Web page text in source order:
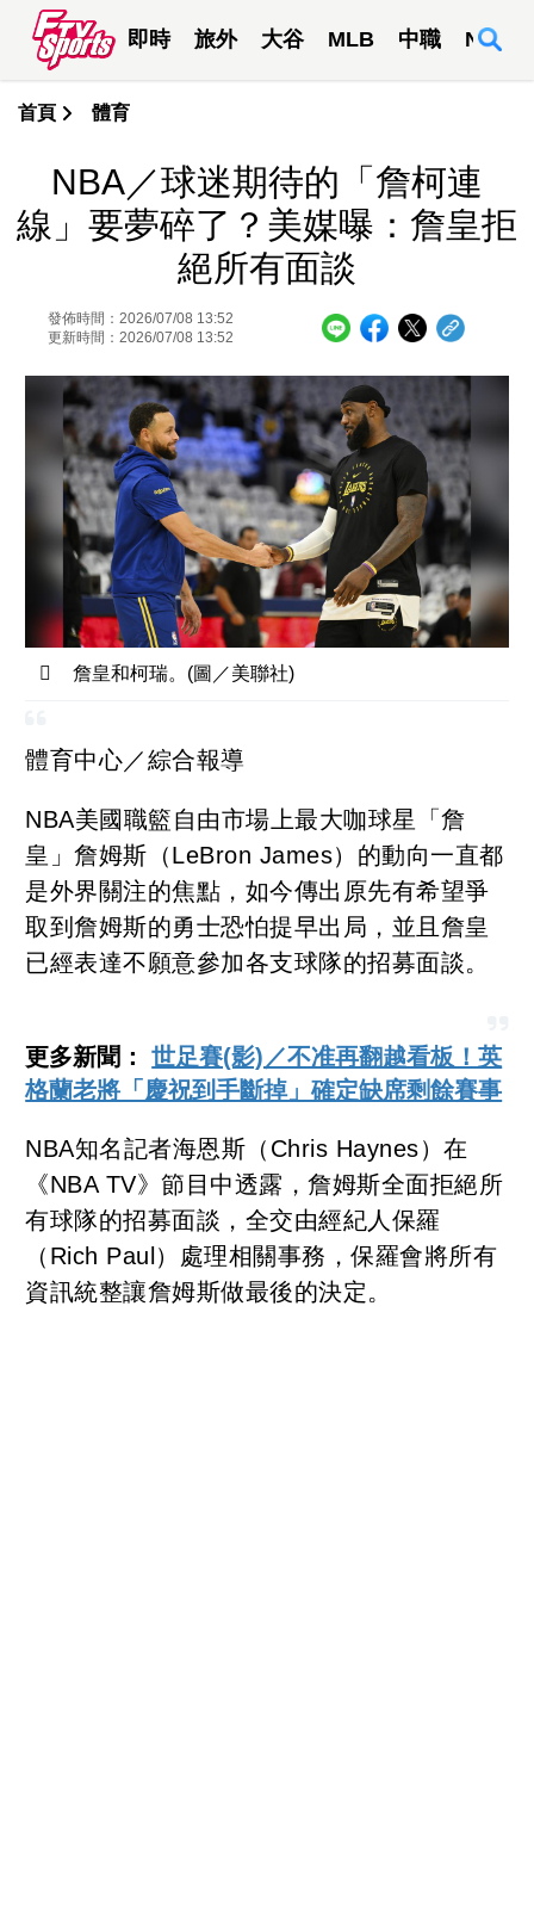
即時 旅外 大谷 MLB 中職 NBA
首頁 體育
NBA／球迷期待的「詹柯連
線」要夢碎了？美媒曝：詹皇拒
絕所有面談
發佈時間：2026/07/08 13:52
更新時間：2026/07/08 13:52
詹皇和柯瑞。(圖／美聯社)
體育中心／綜合報導
NBA美國職籃自由市場上最大咖球星「詹
皇」詹姆斯（LeBron James）的動向一直都
是外界關注的焦點，如今傳出原先有希望爭
取到詹姆斯的勇士恐怕提早出局，並且詹皇
已經表達不願意參加各支球隊的招募面談。
更多新聞：世足賽(影)／不准再翻越看板！英
格蘭老將「慶祝到手斷掉」確定缺席剩餘賽事
NBA知名記者海恩斯（Chris Haynes）在
《NBA TV》節目中透露，詹姆斯全面拒絕所
有球隊的招募面談，全交由經紀人保羅
（Rich Paul）處理相關事務，保羅會將所有
資訊統整讓詹姆斯做最後的決定。